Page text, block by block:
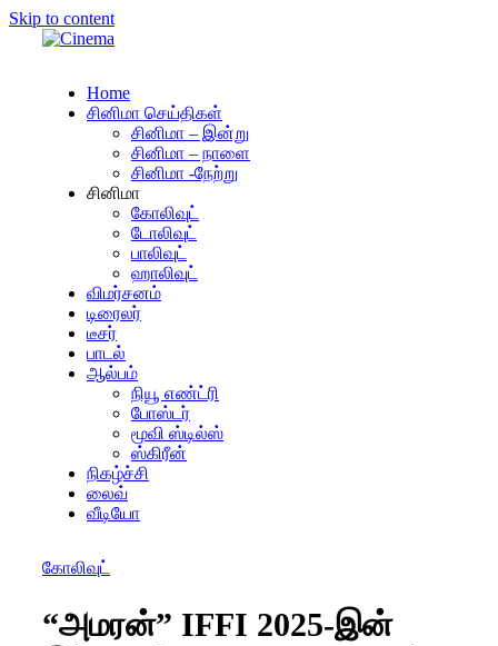
Skip to content
Home
சினிமா செய்திகள்
சினிமா – இன்று
சினிமா – நாளை
சினிமா -நேற்று
சினிமா
கோலிவுட்
டோலிவுட்
பாலிவுட்
ஹாலிவுட்
விமர்சனம்
டிரைலர்
டீசர்
பாடல்
ஆல்பம்
நியூ எண்ட்ரி
போஸ்டர்
மூவி ஸ்டில்ஸ்
ஸ்கிரீன்
நிகழ்ச்சி
லைவ்
வீடியோ
கோலிவுட்
“அமரன்” IFFI 2025-இன்